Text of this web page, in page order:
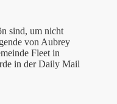
sind, um nicht
von Aubrey
Fleet in
in der Daily Mail